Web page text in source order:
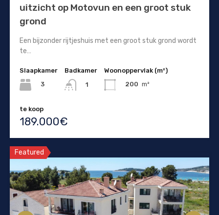
uitzicht op Motovun en een groot stuk
grond
Een bijzonder rijtjeshuis met een groot stuk grond wordt
te…
Slaapkamer
3
Badkamer
1
Woonoppervlak (m²)
200 m²
te koop
189.000€
Featured